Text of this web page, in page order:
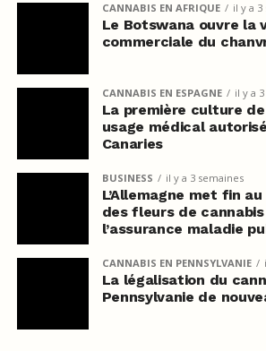
CANNABIS EN AFRIQUE il y a
Le Botswana ouvre la
commerciale du
CANNABIS EN ESPAGNE il y a
La première culture
usage médical
Canaries
BUSINESS il y a 3 semaines
L’Allemagne met fin
des fleurs de
l’assurance maladie
CANNABIS EN PENNSYLVANIE
La légalisation du
Pennsylvanie de